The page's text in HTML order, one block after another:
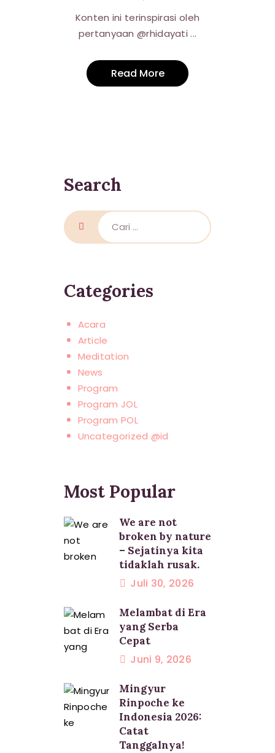
Konten ini terinspirasi oleh
pertanyaan @rhidayati ...
Read More
Search
Categories
Acara
Article
Meditation
News
Program
Program JOL
Program POL
Uncategorized @id
Most Popular
We are not
broken by nature
– Sejatinya kita
tidaklah rusak.
Juli 30, 2026
Melambat di Era
yang Serba
Cepat
Juni 9, 2026
Mingyur
Rinpoche ke
Indonesia 2026:
Catat
Tanggalnya!